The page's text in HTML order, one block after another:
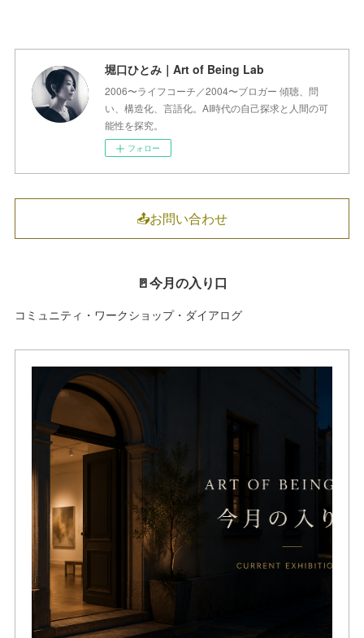
堀口ひとみ｜Art of Being Lab
2006〜ライフコーチ／2004〜ブロガー 傾聴、問
い、構造化、言語化。AI時代の自己探求と人間の可
能性を探究。
フォロー
📤お問い合わせ
🚪今月の入り口
コミュニティ・ワークショップ・ダイアログ